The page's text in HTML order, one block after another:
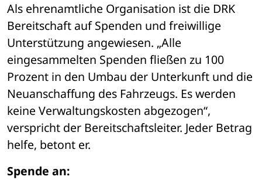
Als ehrenamtliche Organisation ist die DRK
Bereitschaft auf Spenden und freiwillige
Unterstützung angewiesen. „Alle
eingesammelten Spenden fließen zu 100
Prozent in den Umbau der Unterkunft und die
Neuanschaffung des Fahrzeugs. Es werden
keine Verwaltungskosten abgezogen“,
verspricht der Bereitschaftsleiter. Jeder Betrag
helfe, betont er.
Spende an: